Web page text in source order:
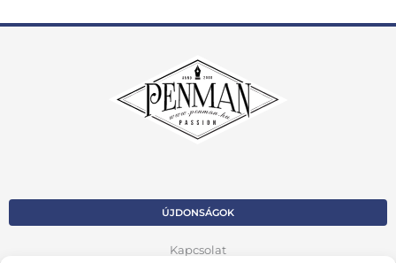
ÚJDONSÁGOK
Kapcsolat